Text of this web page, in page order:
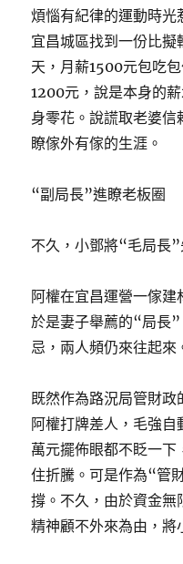
煩惱有紀律的運動時光
宜昌城區找到一份比
天，月薪1500元包吃
1200元，說是本身的
身零花。說謊取老婆
瞭傢外有傢的生涯。
“副局長”進瞭老板圈
不久，小鄧將“毛局長
阿權在宜昌運營一傢
於是妻子舉薦的“局長
忌，兩人頻仍來往起來
既然作為路況局管財政
阿權打牌差人，毛強
萬元擺佈眼都不眨一
住折騰。可是作為“管
撐。不久，由於資金無
精神顧不外來為由，將